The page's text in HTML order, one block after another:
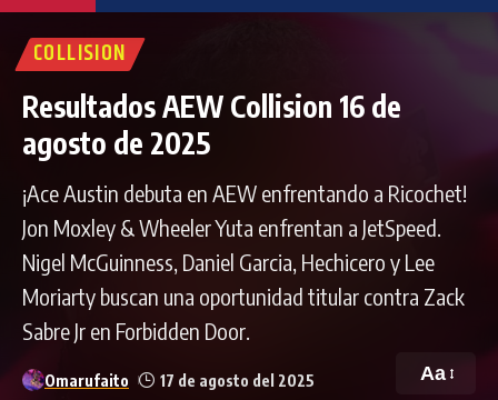
COLLISION
Resultados AEW Collision 16 de
agosto de 2025
¡Ace Austin debuta en AEW enfrentando a Ricochet!
Jon Moxley & Wheeler Yuta enfrentan a JetSpeed.
Nigel McGuinness, Daniel Garcia, Hechicero y Lee
Moriarty buscan una oportunidad titular contra Zack
Sabre Jr en Forbidden Door.
Omarufaito 17 de agosto del 2025 Aa